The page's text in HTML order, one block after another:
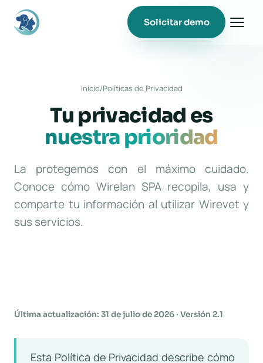
Solicitar demo
Inicio/Políticas de Privacidad
Tu privacidad es
nuestra prioridad
La protegemos con el máximo cuidado.
Conoce cómo Wirelan SPA recopila, usa y
comparte tu información al utilizar Wirevet y
sus servicios.
Última actualización: 31 de julio de 2026 · Versión 2.1
Esta Política de Privacidad describe cómo